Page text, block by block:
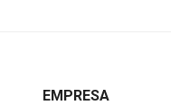
EMPRESA